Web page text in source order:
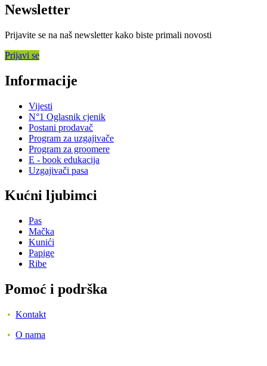
Newsletter
Prijavite se na naš newsletter kako biste primali novosti
Prijavi se
Informacije
Vijesti
N°1 Oglasnik cjenik
Postani prodavač
Program za uzgajivače
Program za groomere
E - book edukacija
Uzgajivači pasa
Kućni ljubimci
Pas
Mačka
Kunići
Papige
Ribe
Pomoć i podrška
• Kontakt
• O nama